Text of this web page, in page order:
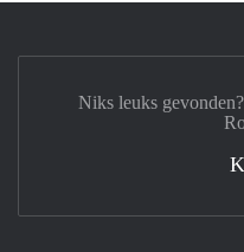
Niks leuks